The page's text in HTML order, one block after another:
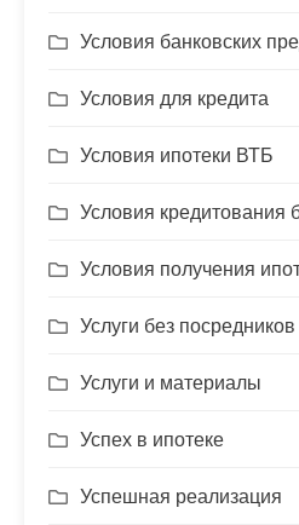
Условия банковских
Условия для кредита
Условия ипотеки ВТБ
Условия кредитования
Условия получения
Услуги без посредников
Услуги и материалы
Успех в ипотеке
Успешная реализация